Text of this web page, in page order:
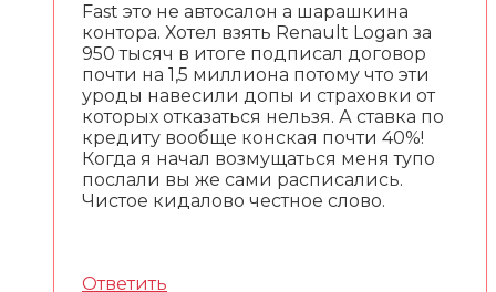
Fast это не автосалон а шарашкина
контора. Хотел взять Renault Logan за
950 тысяч в итоге подписал договор
почти на 1,5 миллиона потому что эти
уроды навесили допы и страховки от
которых отказаться нельзя. А ставка по
кредиту вообще конская почти 40%!
Когда я начал возмущаться меня тупо
послали вы же сами расписались.
Чистое кидалово честное слово.
Ответить